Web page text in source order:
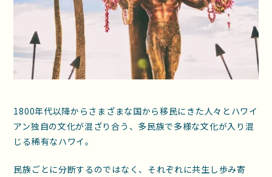
1800年代以降からさまざまな国から移民にきた人々とハワイ
アン独自の文化が混ざり合う、多民族で多様な文化が入り混
じる稀有なハワイ。
民族ごとに分断するのではなく、それぞれに共生し歩み寄